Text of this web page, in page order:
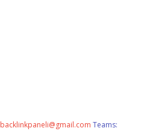
backlinkpaneli@gmail.com Teams: